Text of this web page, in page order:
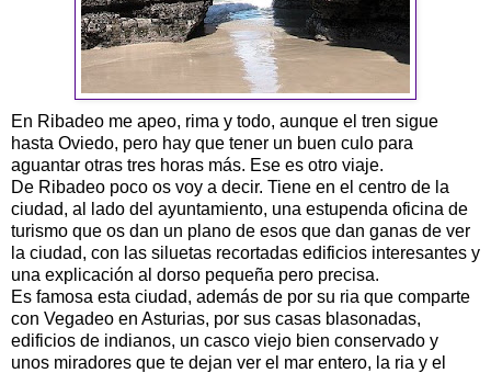
En Ribadeo me apeo, rima y todo, aunque el tren sigue
hasta Oviedo, pero hay que tener un buen culo para
aguantar otras tres horas más. Ese es otro viaje.
De Ribadeo poco os voy a decir. Tiene en el centro de la
ciudad, al lado del ayuntamiento, una estupenda oficina de
turismo que os dan un plano de esos que dan ganas de ver
la ciudad, con las siluetas recortadas edificios interesantes y
una explicación al dorso pequeña pero precisa.
Es famosa esta ciudad, además de por su ria que comparte
con Vegadeo en Asturias, por sus casas blasonadas,
edificios de indianos, un casco viejo bien conservado y
unos miradores que te dejan ver el mar entero, la ria y el